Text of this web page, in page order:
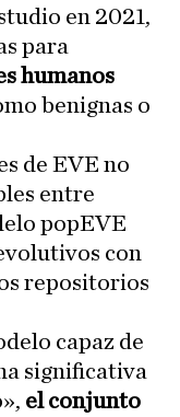
en 2021,
para
humanos
benignas o
de EVE no
entre
popEVE
con
repositorios
capaz de
significativa
el conjunto